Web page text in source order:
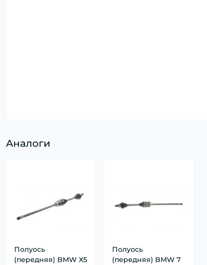
Аналоги
Полуось
(передняя) BMW X5
Полуось
(передняя) BMW 7